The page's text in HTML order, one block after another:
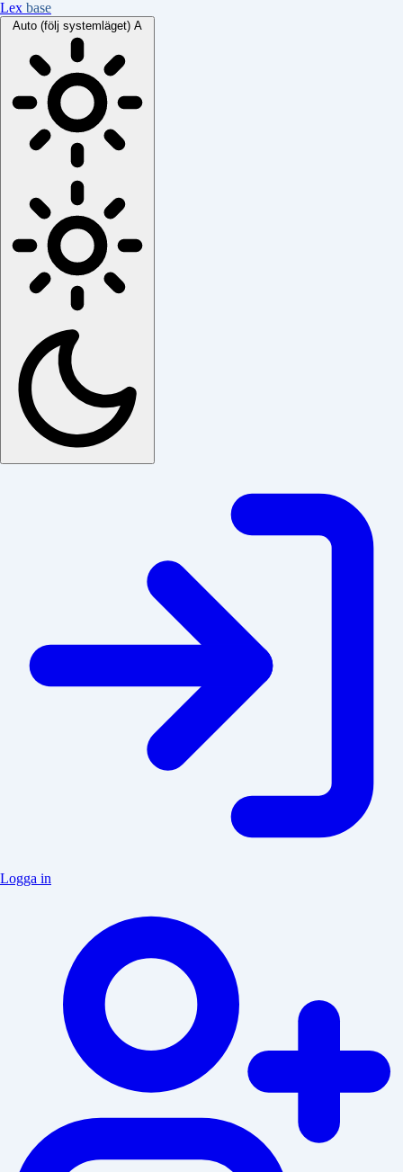
Lex base
Auto (följ systemläget) A
Logga in